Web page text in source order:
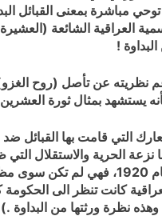
مباشرة بمعنى القبائل
العراقية الشائعة
!
نظريته عن تأصل (روح الغزو)
يستشهد بمثال ثورة العشرين
التي قامت بها القبائل ضد
نزعة الحرية والاستقلال
الثورة في عام 1920، فهي لم
كانت تنظر الى الحكومة
وهذه نظرة ورثتها من البداوة